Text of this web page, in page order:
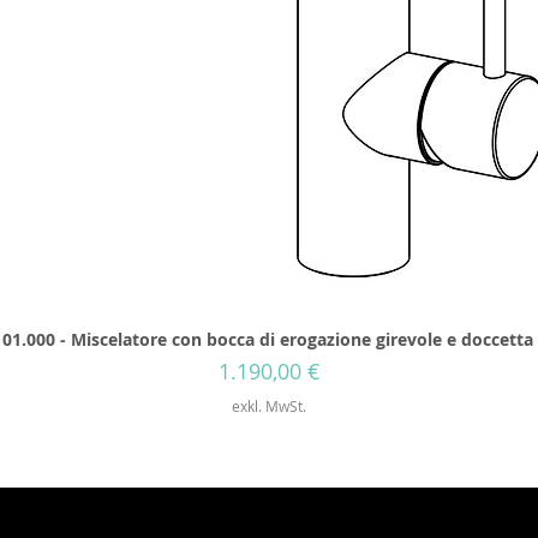
01.000 - Miscelatore con bocca di erogazione girevole e doccetta
Preis
1.190,00 €
exkl. MwSt.